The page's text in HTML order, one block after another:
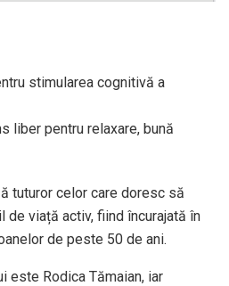
stimularea cognitivă a
liber pentru relaxare, bună
tuturor celor care doresc să
de viață activ, fiind încurajată în
de peste 50 de ani.
este Rodica Tămaian, iar